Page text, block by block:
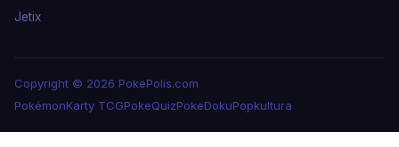
Jetix
Copyright © 2026 PokePolis.com
PokémonKarty TCGPokeQuizPokeDokuPopkultura